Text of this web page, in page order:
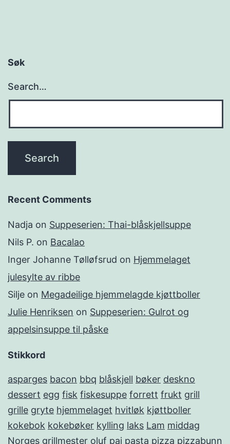
Søk
Search…
Recent Comments
Nadja on Suppeserien: Thai-blåskjellsuppe
Nils P. on Bacalao
Inger Johanne Tølløfsrud on Hjemmelaget
julesylte av ribbe
Silje on Megadeilige hjemmelagde kjøttboller
Julie Henriksen on Suppeserien: Gulrot og
appelsinsuppe til påske
Stikkord
asparges bacon bbq blåskjell bøker deskno
dessert egg fisk fiskesuppe forrett frukt grill
grille gryte hjemmelaget hvitløk kjøttboller
kokebok kokebøker kylling laks Lam middag
Norges grillmester oluf pai pasta pizza pizzabunn